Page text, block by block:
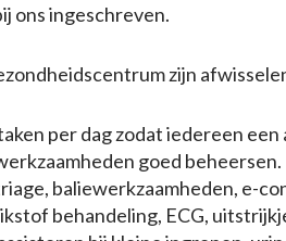
ons ingeschreven.
zijn
per dag zodat iedereen
goed
baliewerkzaamheden, e-
behandeling, ECG,